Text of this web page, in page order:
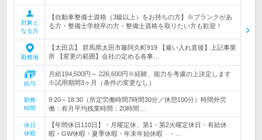
対象と
なる方
【自動車整備士資格（3級以上）をお持ちの方】※ブランクがあ
る方・整備士学校卒の方・整備士資格を取りたい方も歓迎！
勤務地
【太田店】 群馬県太田市藤阿久町919 【雇い入れ直後】上記事業
所 【変更の範囲】会社の定める各事…
給与
月給194,500円～ 226,600円※経験、能力を考慮の上決定します
※試用期間3ヶ月（条件の変更なし）
勤務
時間
9:20～18:30（所定労働時間7時間30分／休憩100分）時間外労
働：有月平均残業時間：20時間…
休日
休暇
【年間休日110日】・月曜定休、第1・第2火曜定休日・有給休
暇・GW休暇・夏季休暇・年末年始休暇 ・…